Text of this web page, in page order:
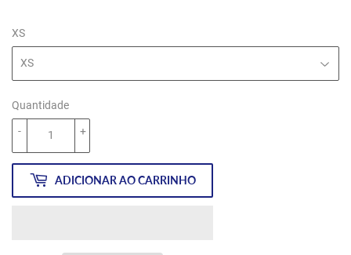
XS
Quantidade
+
-
ADICIONAR AO CARRINHO